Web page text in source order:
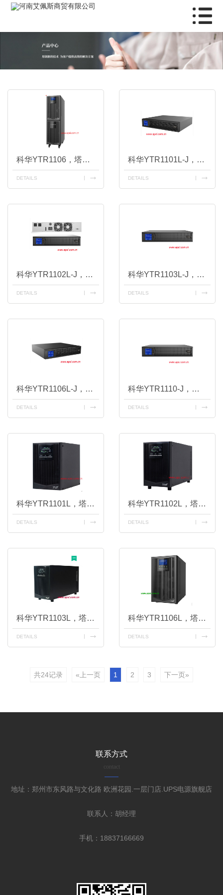
科华YTR1106，塔式6KVA，内置电池
DETAILS
科华YTR1101L-J，机架式1K长效机
DETAILS
科华YTR1102L-J，机架式2K长效机
DETAILS
科华YTR1103L-J，机架式3K长效机
DETAILS
科华YTR1106L-J，机架式6K长效机
DETAILS
科华YTR1110-J，机架式10K长效机
DETAILS
科华YTR1101L，塔式1K长效机
DETAILS
科华YTR1102L，塔式2K长效机
DETAILS
科华YTR1103L，塔式3K长效机
DETAILS
科华YTR1106L，塔式6K长效机
DETAILS
共24记录 «上一页 1 2 3 下一页»
联系方式
contact
地址：郑州市东风路与文化路 欧洲花园.一层门店.UPS电源旗舰店
联系人：胡经理
手机：18837166669